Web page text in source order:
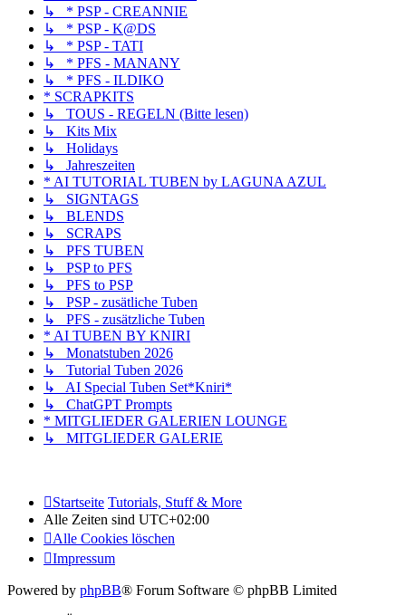
↳ * PSP - CREANNIE
↳ * PSP - K@DS
↳ * PSP - TATI
↳ * PFS - MANANY
↳ * PFS - ILDIKO
* SCRAPKITS
↳ TOUS - REGELN (Bitte lesen)
↳ Kits Mix
↳ Holidays
↳ Jahreszeiten
* AI TUTORIAL TUBEN by LAGUNA AZUL
↳ SIGNTAGS
↳ BLENDS
↳ SCRAPS
↳ PFS TUBEN
↳ PSP to PFS
↳ PFS to PSP
↳ PSP - zusätliche Tuben
↳ PFS - zusätzliche Tuben
* AI TUBEN BY KNIRI
↳ Monatstuben 2026
↳ Tutorial Tuben 2026
↳ AI Special Tuben Set*Kniri*
↳ ChatGPT Prompts
* MITGLIEDER GALERIEN LOUNGE
↳ MITGLIEDER GALERIE
Startseite Tutorials, Stuff & More
Alle Zeiten sind UTC+02:00
Alle Cookies löschen
Impressum
Powered by phpBB® Forum Software © phpBB Limited